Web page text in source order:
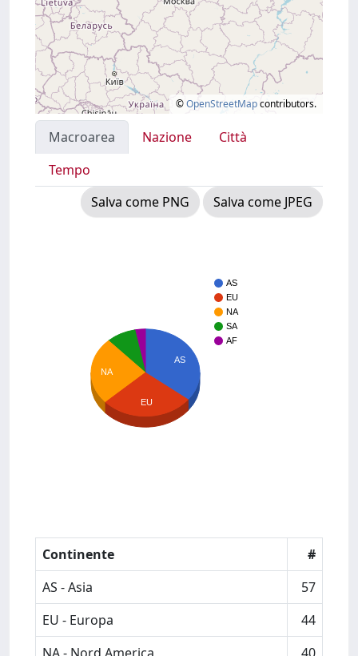
©OpenStreetMapcontributors.
Macroarea Nazione
Città
Tempo
Salva come PNG
Salva come JPEG
AS
EU
NA
SA
AF
AS
NA
EU
Continente
#
AS - Asia
57
EU - Europa
44